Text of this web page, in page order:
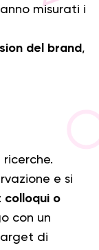
misurati i
del brand ,
e si
colloqui o
con un
di